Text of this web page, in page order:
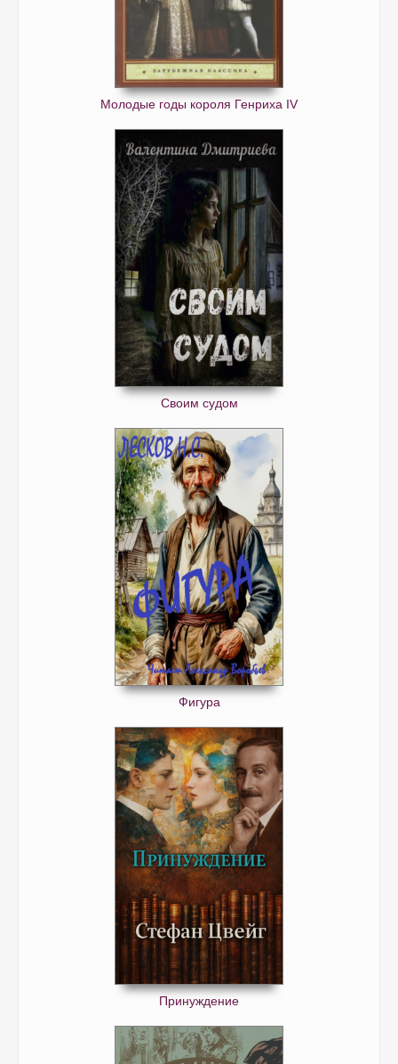
Молодые годы короля Генриха IV
Своим судом
Фигура
Принуждение